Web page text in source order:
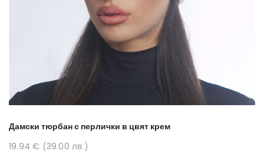
Дамски тюрбан с перлички в цвят крем
19.94 € (39.00 лв.)